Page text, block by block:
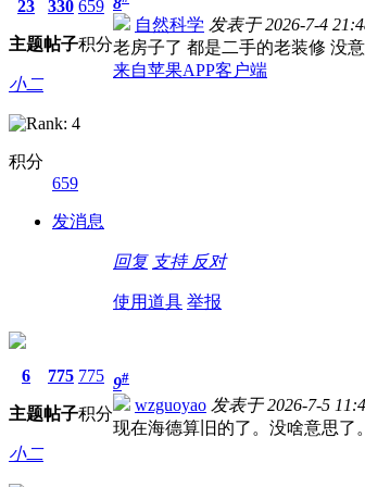
23
主题
330
帖子
659
积分
小二
积分
659
发消息
自然科学 发表于 2026-7-4
老房子了 都是二手的老装修 没
来自苹果APP客户端
回复 支持 反对
使用道具 举报
6
主题
775
帖子
775
积分
小二
9#
wzguoyao 发表于 2026-7-5
现在海德算旧的了。没啥意思了